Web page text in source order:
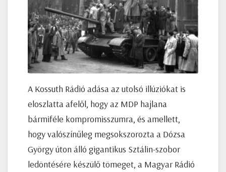
A Kossuth Rádió adása az utolsó illúziókat is
eloszlatta afelől, hogy az MDP hajlana
bármiféle kompromisszumra, és amellett,
hogy valószínűleg megsokszorozta a Dózsa
György úton álló gigantikus Sztálin-szobor
ledöntésére készülő tömeget, a Magyar Rádió